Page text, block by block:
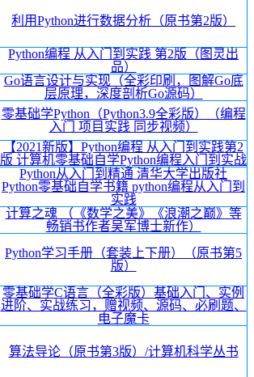
利用Python进行数据分析（原书第2版）
Python编程 从入门到实践 第2版（图灵出
品）
Go语言设计与实现（全彩印刷，图解Go底
层原理，深度剖析Go源码）
零基础学Python（Python3.9全彩版）（编程
入门 项目实践 同步视频）
【2021新版】Python编程 从入门到实践第2
版 计算机零基础自学Python编程入门到实战
Python从入门到精通 清华大学出版社
Python零基础自学书籍 python编程从入门到
实践
计算之魂 （《数学之美》《浪潮之巅》等
畅销书作者吴军博士新作）
Python学习手册（套装上下册）（原书第5
版）
零基础学C语言（全彩版）基础入门、实例
进阶、实战练习，赠视频、源码、必刷题、
电子魔卡
算法导论（原书第3版）/计算机科学丛书